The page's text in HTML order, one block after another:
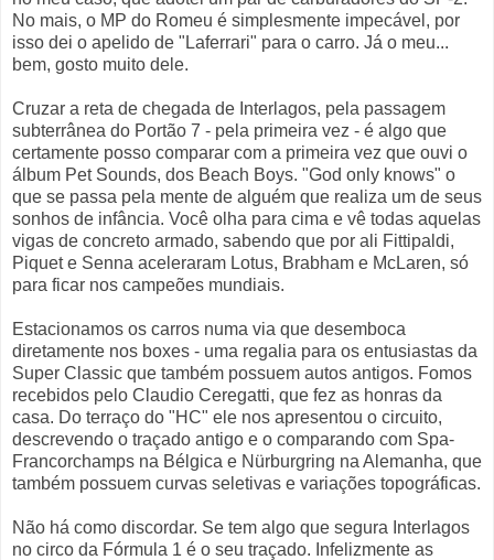
No mais, o MP do Romeu é simplesmente impecável, por
isso dei o apelido de "Laferrari" para o carro. Já o meu...
bem, gosto muito dele.
Cruzar a reta de chegada de Interlagos, pela passagem
subterrânea do Portão 7 - pela primeira vez - é algo que
certamente posso comparar com a primeira vez que ouvi o
álbum Pet Sounds, dos Beach Boys. "God only knows" o
que se passa pela mente de alguém que realiza um de seus
sonhos de infância. Você olha para cima e vê todas aquelas
vigas de concreto armado, sabendo que por ali Fittipaldi,
Piquet e Senna aceleraram Lotus, Brabham e McLaren, só
para ficar nos campeões mundiais.
Estacionamos os carros numa via que desemboca
diretamente nos boxes - uma regalia para os entusiastas da
Super Classic que também possuem autos antigos. Fomos
recebidos pelo Claudio Ceregatti, que fez as honras da
casa. Do terraço do "HC" ele nos apresentou o circuito,
descrevendo o traçado antigo e o comparando com Spa-
Francorchamps na Bélgica e Nürburgring na Alemanha, que
também possuem curvas seletivas e variações topográficas.
Não há como discordar. Se tem algo que segura Interlagos
no circo da Fórmula 1 é o seu traçado. Infelizmente as